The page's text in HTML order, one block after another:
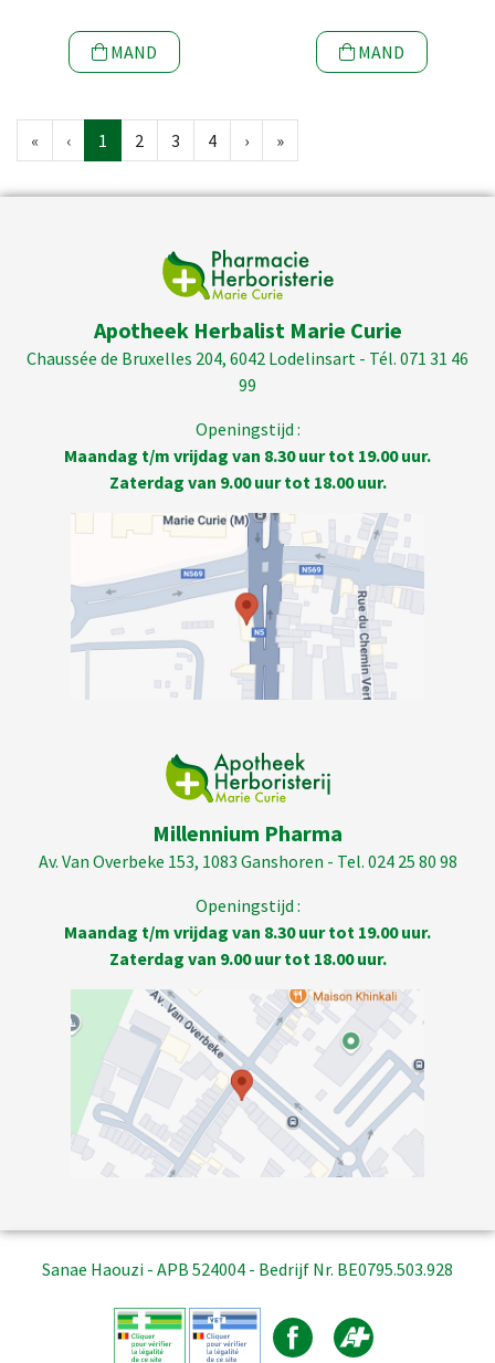
MAND MAND
« ‹ 1 2 3 4 › »
Apotheek Herbalist Marie Curie
Chaussée de Bruxelles 204, 6042 Lodelinsart - Tél. 071 31 46
99
Openingstijd :
Maandag t/m vrijdag van 8.30 uur tot 19.00 uur.
Zaterdag van 9.00 uur tot 18.00 uur.
Millennium Pharma
Av. Van Overbeke 153, 1083 Ganshoren - Tel. 024 25 80 98
Openingstijd :
Maandag t/m vrijdag van 8.30 uur tot 19.00 uur.
Zaterdag van 9.00 uur tot 18.00 uur.
Sanae Haouzi - APB 524004 - Bedrijf Nr. BE0795.503.928